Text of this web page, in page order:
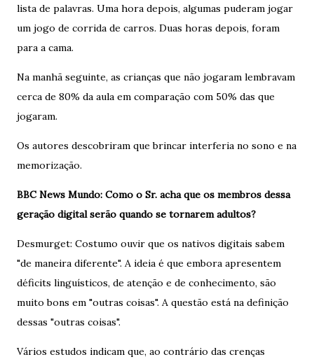
lista de palavras. Uma hora depois, algumas puderam jogar
um jogo de corrida de carros. Duas horas depois, foram
para a cama.
Na manhã seguinte, as crianças que não jogaram lembravam
cerca de 80% da aula em comparação com 50% das que
jogaram.
Os autores descobriram que brincar interferia no sono e na
memorização.
BBC News Mundo: Como o Sr. acha que os membros dessa
geração digital serão quando se tornarem adultos?
Desmurget: Costumo ouvir que os nativos digitais sabem
"de maneira diferente". A ideia é que embora apresentem
déficits linguísticos, de atenção e de conhecimento, são
muito bons em "outras coisas". A questão está na definição
dessas "outras coisas".
Vários estudos indicam que, ao contrário das crenças